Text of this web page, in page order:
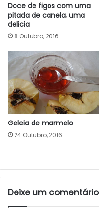
Doce de figos com uma
pitada de canela, uma
delicia
8 Outubro, 2016
Geleia de marmelo
24 Outubro, 2016
Deixe um comentário